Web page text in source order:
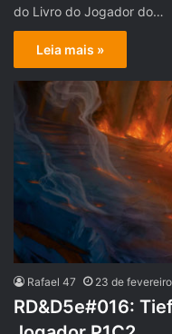
do Livro do Jogador do…
Leia mais »
Rafael 47 23 de
RD&D5e#016: